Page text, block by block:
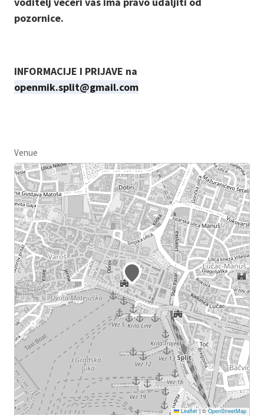
pozornice.
INFORMACIJE I PRIJAVE na
openmik.split@gmail.com
Venue
Leaflet |©OpenStreetMap